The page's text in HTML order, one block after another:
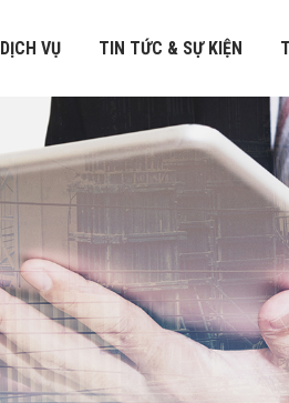
DỊCH VỤ TIN TỨC & SỰ KIỆN